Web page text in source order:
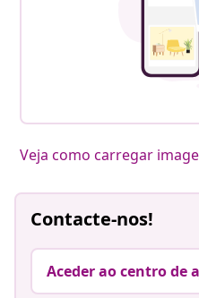
Veja como carregar
Contacte-nos!
Aceder ao centro de